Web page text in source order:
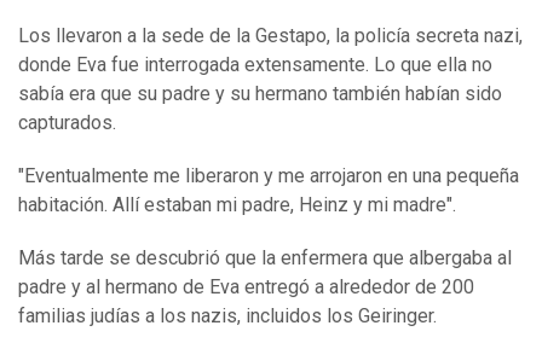
Los llevaron a la sede de la Gestapo, la policía secreta nazi,
donde Eva fue interrogada extensamente. Lo que ella no
sabía era que su padre y su hermano también habían sido
capturados.
"Eventualmente me liberaron y me arrojaron en una pequeña
habitación. Allí estaban mi padre, Heinz y mi madre".
Más tarde se descubrió que la enfermera que albergaba al
padre y al hermano de Eva entregó a alrededor de 200
familias judías a los nazis, incluidos los Geiringer.